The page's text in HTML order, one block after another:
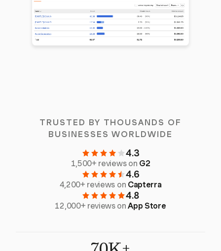
TRUSTED BY THOUSANDS OF
BUSINESSES WORLDWIDE
4.3
1,500+ reviews on G2
4.6
4,200+ reviews on Capterra
4.8
12,000+ reviews onApp Store